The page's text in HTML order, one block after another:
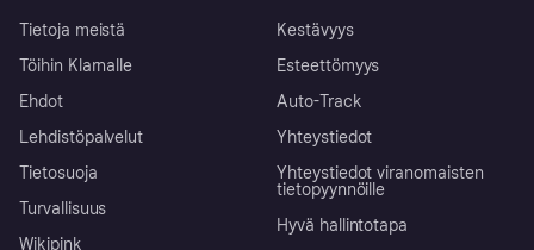
Tietoja meistä
Töihin Klarnalle
Ehdot
Lehdistöpalvelut
Tietosuoja
Turvallisuus
Wikipink
Kestävyys
Esteettömyys
Auto-Track
Yhteystiedot
Yhteystiedot viranomaisten
tietopyynnöille
Hyvä hallintotapa